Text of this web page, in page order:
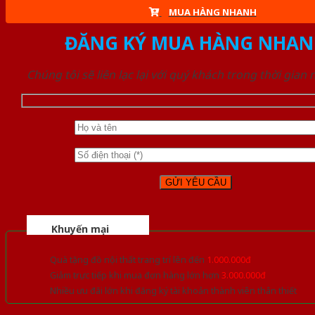
MUA HÀNG NHANH
ĐĂNG KÝ MUA HÀNG
Chúng tôi sẽ liên lạc lại với quý khách trong thời gian
Khuyến mại
Quà tặng đồ nội thất trang trí lên đến 1.000.000đ
Giảm trực tiếp khi mua đơn hàng lớn hơn 3.000.000đ
Nhiều ưu đãi lớn khi đăng ký tài khoản thành viên thân thiết